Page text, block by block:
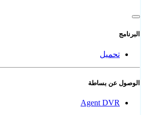
البرنامج
تحميل
الوصول عن بساطة
Agent DVR